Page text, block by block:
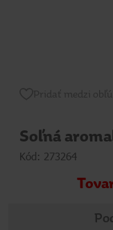
Soľná
Kód: 273264